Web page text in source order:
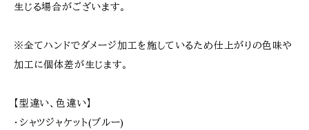
生じる場合がございます。
※全てハンドでダメージ加工を施しているため仕上がりの色味や
加工に個体差が生じます。
【型違い、色違い】
・シャツジャケット(ブルー)